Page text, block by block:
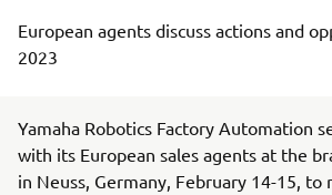
European agents discuss actions and
2023
Yamaha Robotics Factory Automation
with its European sales agents at the
in Neuss, Germany, February 14-15, to